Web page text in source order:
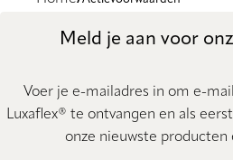
Meld je aan voor
Voer je e-mailadres in om e-
Luxaflex® te ontvangen en als
onze nieuwste producten